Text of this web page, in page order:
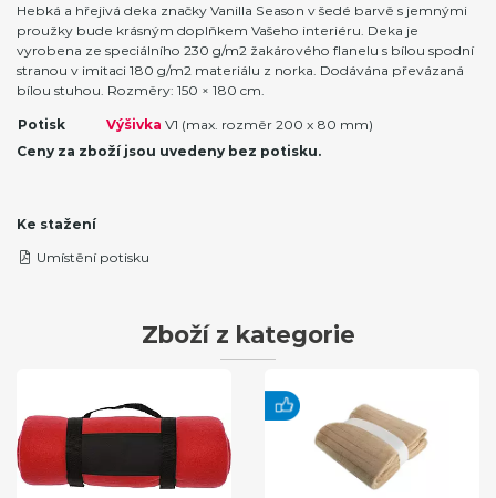
Hebká a hřejivá deka značky Vanilla Season v šedé barvě s jemnými
proužky bude krásným doplňkem Vašeho interiéru. Deka je
vyrobena ze speciálního 230 g/m2 žakárového flanelu s bílou spodní
stranou v imitaci 180 g/m2 materiálu z norka. Dodávána převázaná
bílou stuhou. Rozměry: 150 × 180 cm.
Potisk Výšivka V1 (max. rozměr 200 x 80 mm)
Ceny za zboží jsou uvedeny bez potisku.
Ke stažení
Umístění potisku
Zboží z kategorie